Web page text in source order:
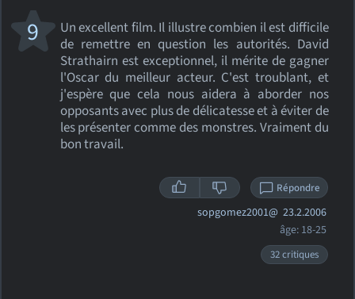
Un excellent film. Il illustre combien il est difficile
de remettre en question les autorités. David
Strathairn est exceptionnel, il mérite de gagner
l'Oscar du meilleur acteur. C'est troublant, et
j'espère que cela nous aidera à aborder nos
opposants avec plus de délicatesse et à éviter de
les présenter comme des monstres. Vraiment du
bon travail.
9
Répondre
sopgomez2001@ 23.2.2006
âge: 18-25
32 critiques